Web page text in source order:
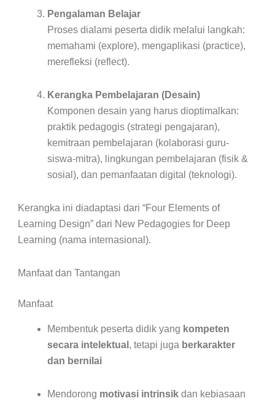
Pengalaman Belajar
Proses dialami peserta didik melalui langkah:
memahami (explore), mengaplikasi (practice),
merefleksi (reflect).
Kerangka Pembelajaran (Desain)
Komponen desain yang harus dioptimalkan:
praktik pedagogis (strategi pengajaran),
kemitraan pembelajaran (kolaborasi guru-
siswa-mitra), lingkungan pembelajaran (fisik &
sosial), dan pemanfaatan digital (teknologi).
Kerangka ini diadaptasi dari “Four Elements of
Learning Design” dari New Pedagogies for Deep
Learning (nama internasional).
Manfaat dan Tantangan
Manfaat
Membentuk peserta didik yang kompeten
secara intelektual , tetapi juga berkarakter
dan bernilai
Mendorong motivasi intrinsik dan kebiasaan